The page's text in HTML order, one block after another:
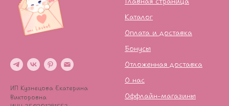
ИП Кузнецова Екатерина
Викторовна
Каталог
Оплата и доставка
Бонусы
Отложенная доставка
О нас
Оффлайн-магазины